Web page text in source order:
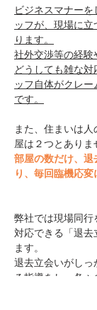
ビジネスマナー
ッフが、現場に
ります。
社外交渉等の経験
どうしても雑な
ッフ自体がクレ
です。
また、住まいは
屋は２つとありま
部屋の数だけ、
り、毎回臨機応変
弊社では現場同
対応できる「退去
ます。
退去立会いがしっ
る指導をし、各